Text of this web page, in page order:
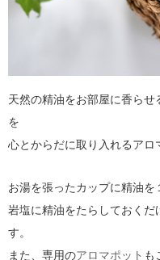
天然の精油をお部屋に香らせ
を
心とからだに取り入れるアロ
お湯を張ったカップに精油を
岩塩に精油をたらしておくだ
す。
また、専用のアロマポット も